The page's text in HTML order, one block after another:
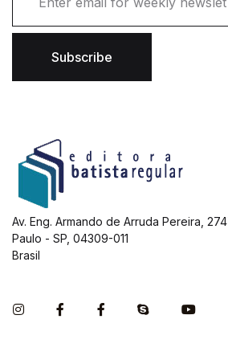
i
Subscribe
Av. Eng. Armando de Arruda Pereira,
Paulo - SP, 04309-011
Brasil
InstagramFacebookFacebookSkype You